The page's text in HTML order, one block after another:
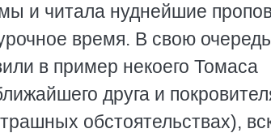
и читала нуднейшие
время. В свою очередь
в пример некоего Томаса
друга и
обстоятельствах),